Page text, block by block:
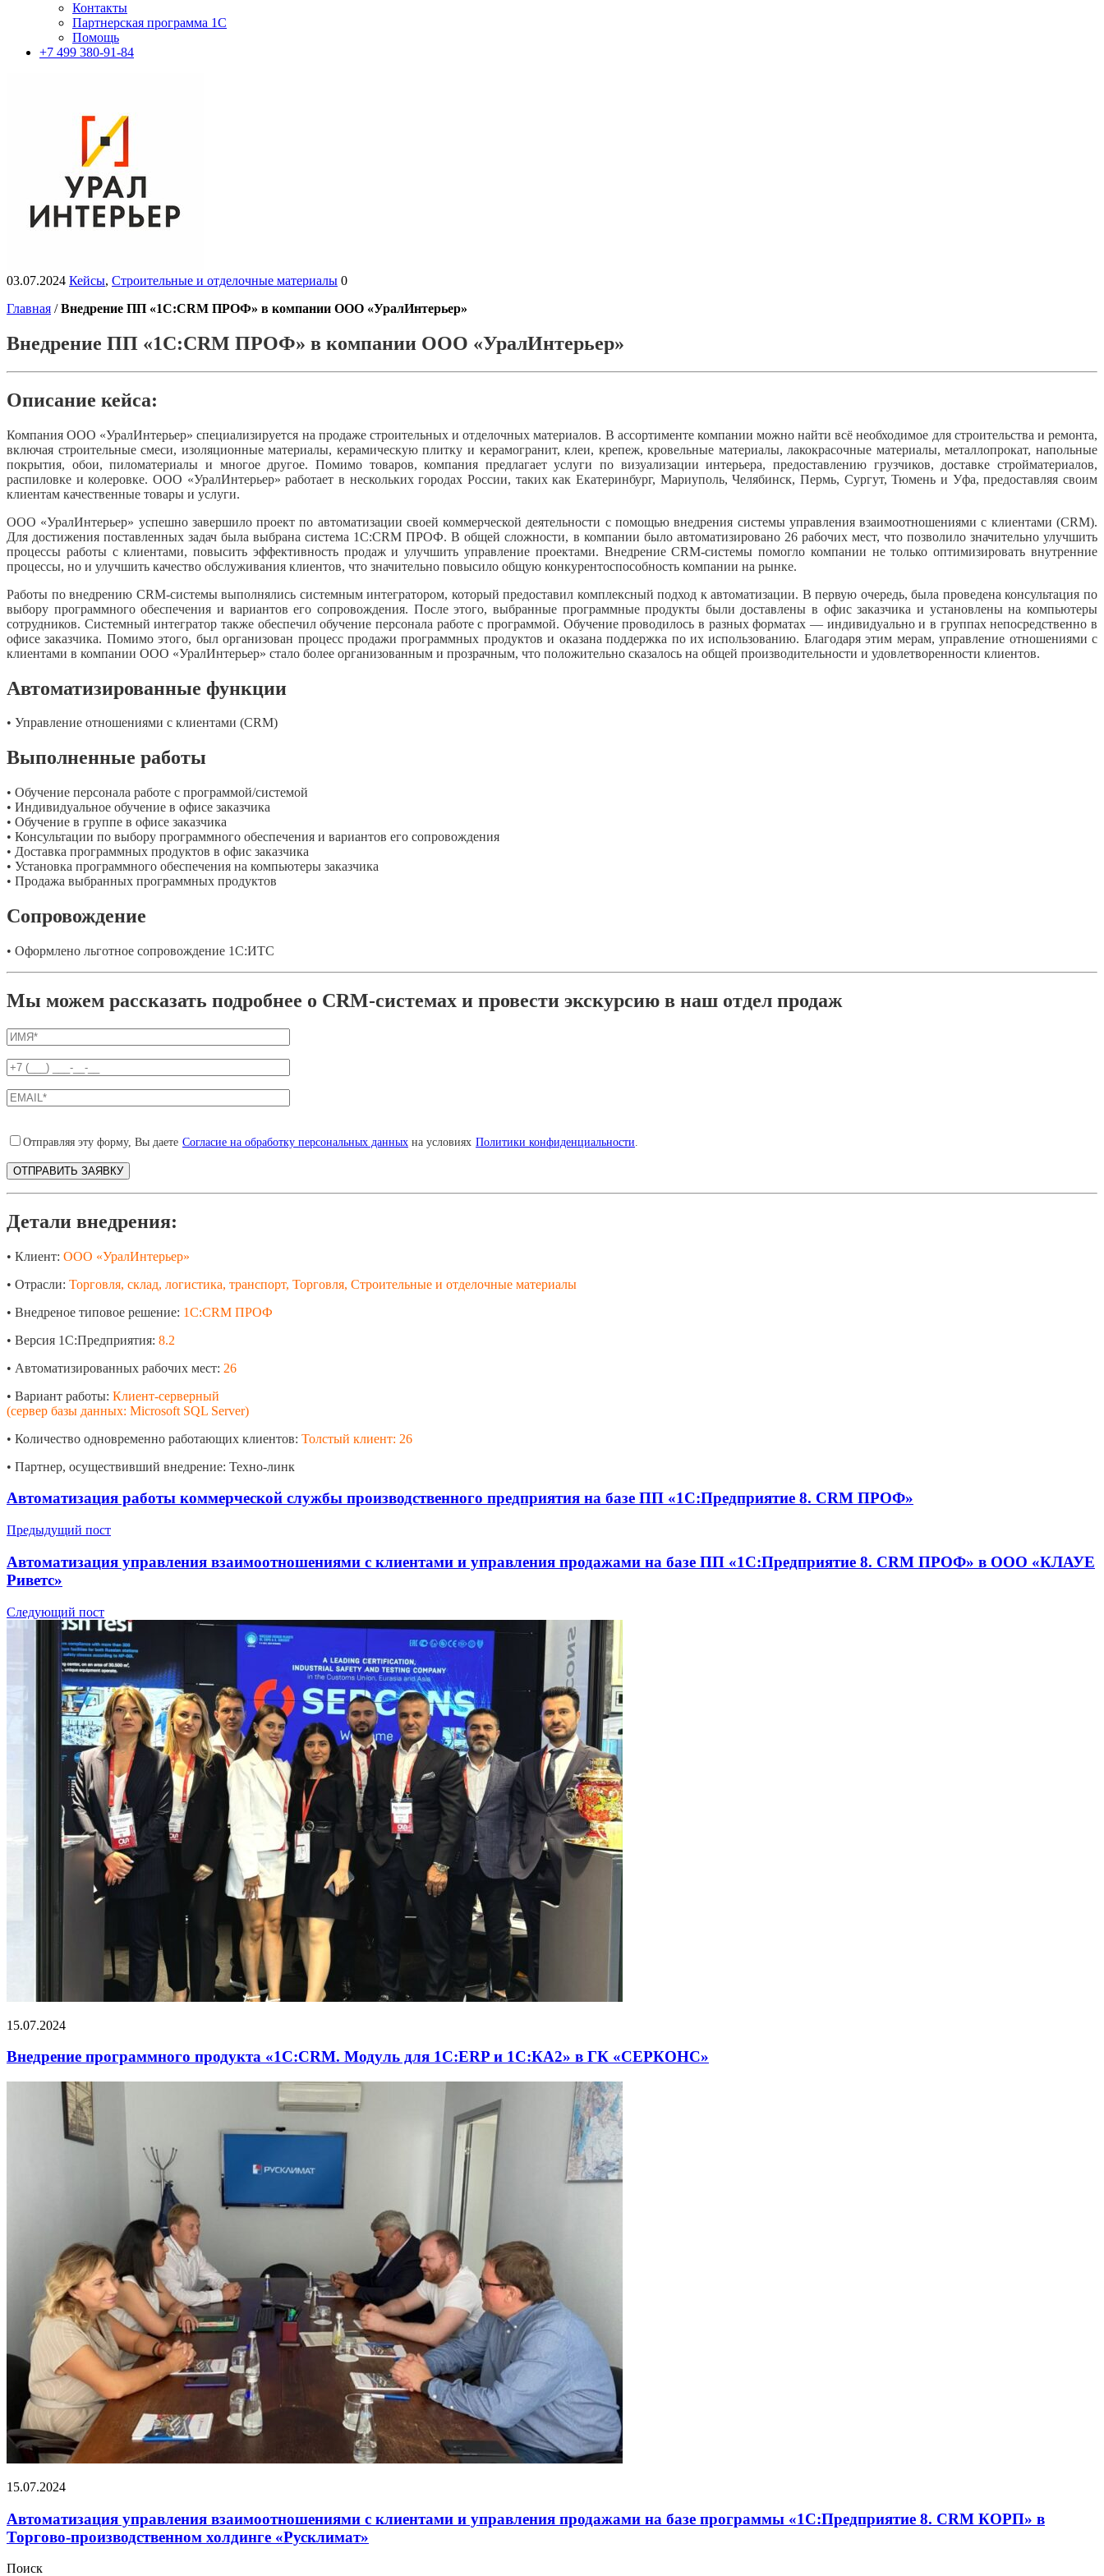
Контакты
Партнерская программа 1С
Помощь
+7 499 380-91-84
03.07.2024 Кейсы, Строительные и отделочные материалы 0
Главная /Внедрение ПП «1С:CRM ПРОФ» в компании ООО «УралИнтерьер»
Внедрение ПП «1С:CRM ПРОФ» в компании ООО «УралИнтерьер»
Описание кейса:
Компания ООО «УралИнтерьер» специализируется на продаже строительных и отделочных материалов. В ассортименте компании можно найти всё необходимое для строительства и ремонта,
включая строительные смеси, изоляционные материалы, керамическую плитку и керамогранит, клеи, крепеж, кровельные материалы, лакокрасочные материалы, металлопрокат, напольные
покрытия, обои, пиломатериалы и многое другое. Помимо товаров, компания предлагает услуги по визуализации интерьера, предоставлению грузчиков, доставке стройматериалов,
распиловке и колеровке. ООО «УралИнтерьер» работает в нескольких городах России, таких как Екатеринбург, Мариуполь, Челябинск, Пермь, Сургут, Тюмень и Уфа, предоставляя своим
клиентам качественные товары и услуги.
ООО «УралИнтерьер» успешно завершило проект по автоматизации своей коммерческой деятельности с помощью внедрения системы управления взаимоотношениями с клиентами (CRM).
Для достижения поставленных задач была выбрана система 1С:CRM ПРОФ. В общей сложности, в компании было автоматизировано 26 рабочих мест, что позволило значительно улучшить
процессы работы с клиентами, повысить эффективность продаж и улучшить управление проектами. Внедрение CRM-системы помогло компании не только оптимизировать внутренние
процессы, но и улучшить качество обслуживания клиентов, что значительно повысило общую конкурентоспособность компании на рынке.
Работы по внедрению CRM-системы выполнялись системным интегратором, который предоставил комплексный подход к автоматизации. В первую очередь, была проведена консультация по
выбору программного обеспечения и вариантов его сопровождения. После этого, выбранные программные продукты были доставлены в офис заказчика и установлены на компьютеры
сотрудников. Системный интегратор также обеспечил обучение персонала работе с программой. Обучение проводилось в разных форматах — индивидуально и в группах непосредственно в
офисе заказчика. Помимо этого, был организован процесс продажи программных продуктов и оказана поддержка по их использованию. Благодаря этим мерам, управление отношениями с
клиентами в компании ООО «УралИнтерьер» стало более организованным и прозрачным, что положительно сказалось на общей производительности и удовлетворенности клиентов.
Автоматизированные функции
• Управление отношениями с клиентами (CRM)
Выполненные работы
• Обучение персонала работе с программой/системой
• Индивидуальное обучение в офисе заказчика
• Обучение в группе в офисе заказчика
• Консультации по выбору программного обеспечения и вариантов его сопровождения
• Доставка программных продуктов в офис заказчика
• Установка программного обеспечения на компьютеры заказчика
• Продажа выбранных программных продуктов
Сопровождение
• Оформлено льготное сопровождение 1С:ИТС
Мы можем рассказать подробнее о CRM-системах и провести экскурсию в наш отдел продаж
Отправляя эту форму, Вы даете Согласие на обработку персональных данных на условиях Политики конфиденциальности
Детали внедрения:
• Клиент: ООО «УралИнтерьер»
• Отрасли: Торговля, склад, логистика, транспорт, Торговля, Строительные и отделочные материалы
• Внедреное типовое решение: 1С:CRM ПРОФ
• Версия 1С:Предприятия: 8.2
• Автоматизированных рабочих мест: 26
• Вариант работы: Клиент-серверный
(сервер базы данных: Microsoft SQL Server)
• Количество одновременно работающих клиентов: Толстый клиент: 26
• Партнер, осуществивший внедрение: Техно-линк
Автоматизация работы коммерческой службы производственного предприятия на базе ПП «1С:Предприятие 8. CRM ПРОФ»
Предыдущий пост
Автоматизация управления взаимоотношениями с клиентами и управления продажами на базе ПП «1С:Предприятие 8. CRM ПРОФ» в ООО «КЛАУЕ
Риветс»
Следующий пост
15.07.2024
Внедрение программного продукта «1С:CRM. Модуль для 1С:ERP и 1С:КА2» в ГК «СЕРКОНС»
15.07.2024
Автоматизация управления взаимоотношениями с клиентами и управления продажами на базе программы «1С:Предприятие 8. CRM КОРП» в
Торгово-производственном холдинге «Русклимат»
Поиск